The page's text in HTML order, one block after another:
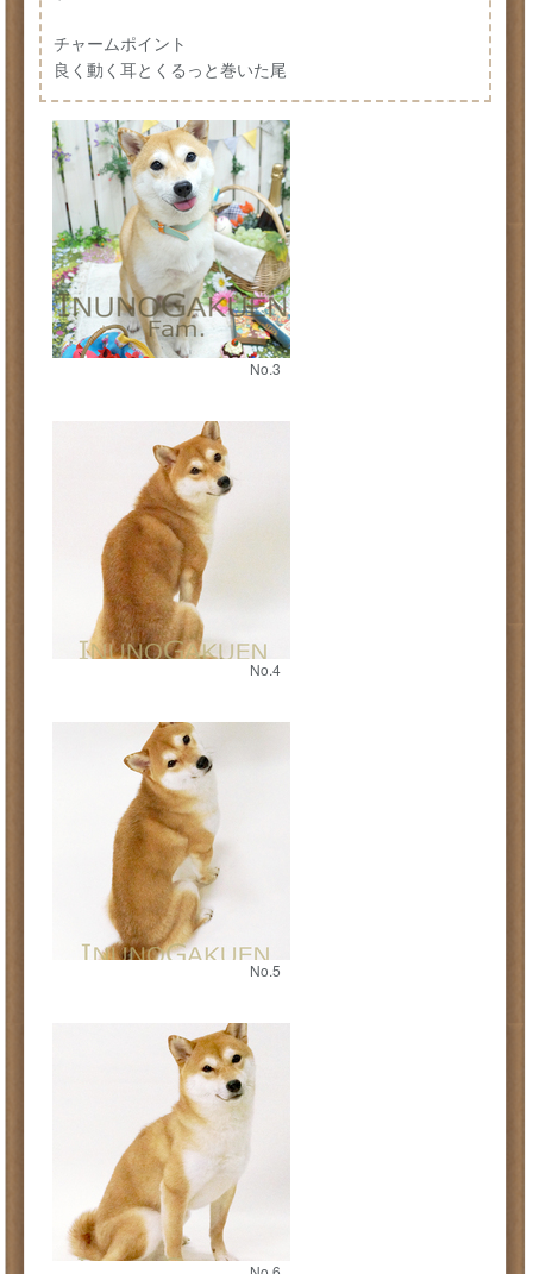
チャームポイント
良く動く耳とくるっと巻いた尾
No.3
No.4
No.5